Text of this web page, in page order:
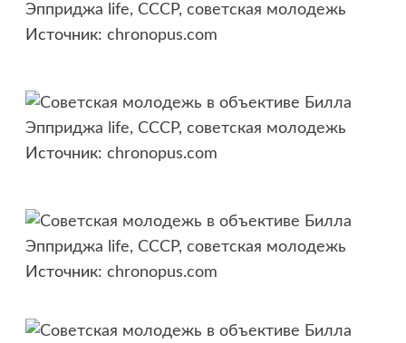
Источник: chronopus.com
Источник: chronopus.com
Источник: chronopus.com